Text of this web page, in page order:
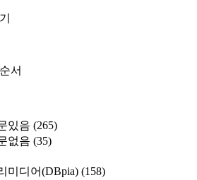
서
있음 (265)
없음 (35)
미디어(DBpia) (158)